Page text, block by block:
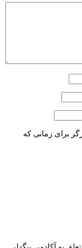
برای زمانی که